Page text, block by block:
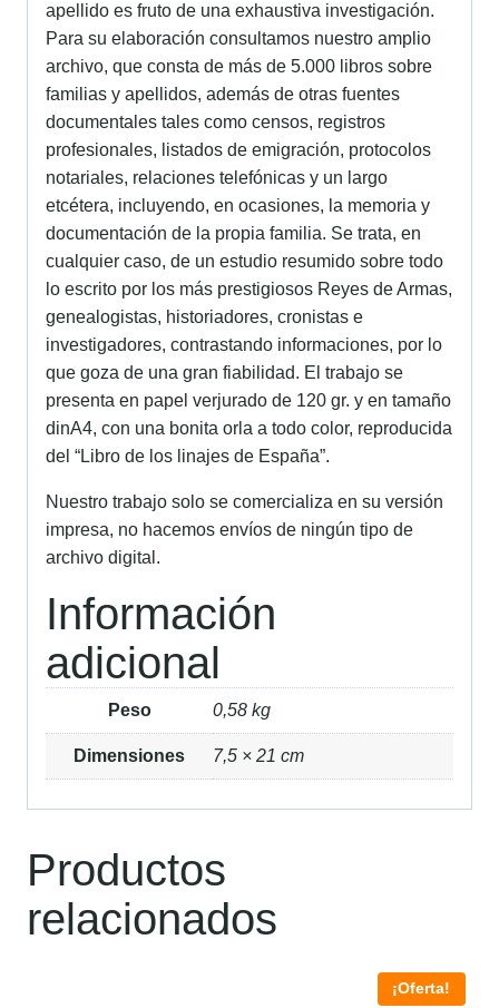
apellido es fruto de una exhaustiva investigación.
Para su elaboración consultamos nuestro amplio
archivo, que consta de más de 5.000 libros sobre
familias y apellidos, además de otras fuentes
documentales tales como censos, registros
profesionales, listados de emigración, protocolos
notariales, relaciones telefónicas y un largo
etcétera, incluyendo, en ocasiones, la memoria y
documentación de la propia familia. Se trata, en
cualquier caso, de un estudio resumido sobre todo
lo escrito por los más prestigiosos Reyes de Armas,
genealogistas, historiadores, cronistas e
investigadores, contrastando informaciones, por lo
que goza de una gran fiabilidad. El trabajo se
presenta en papel verjurado de 120 gr. y en tamaño
dinA4, con una bonita orla a todo color, reproducida
del “Libro de los linajes de España”.
Nuestro trabajo solo se comercializa en su versión
impresa, no hacemos envíos de ningún tipo de
archivo digital.
Información
adicional
Peso 0,58 kg
Dimensiones 7,5 × 21 cm
Productos
relacionados
¡Oferta!